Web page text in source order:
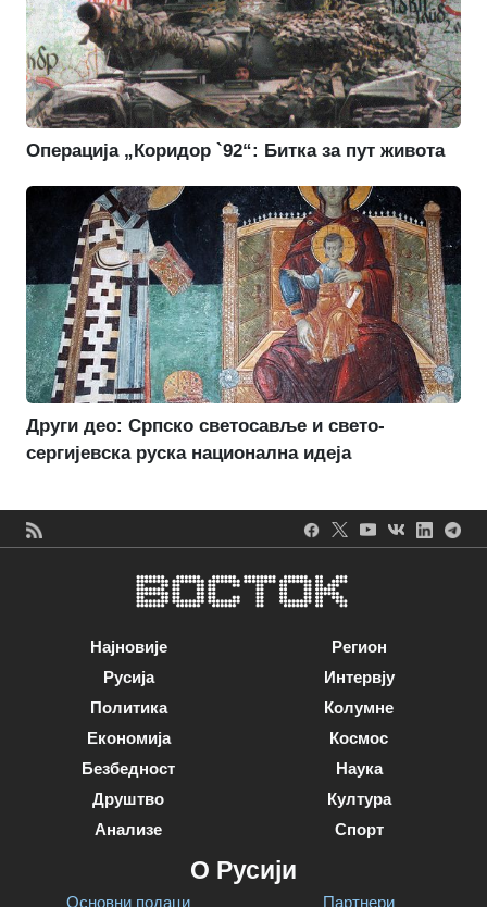
Операција „Коридор `92“: Битка за пут живота
Други део: Српско светосавље и свето-
сергијевска руска национална идеја
Најновије
Русија
Политика
Економија
Безбедност
Друштво
Анализе
Регион
Интервју
Колумне
Космос
Наука
Култура
Спорт
О Русији
Основни подаци Партнери